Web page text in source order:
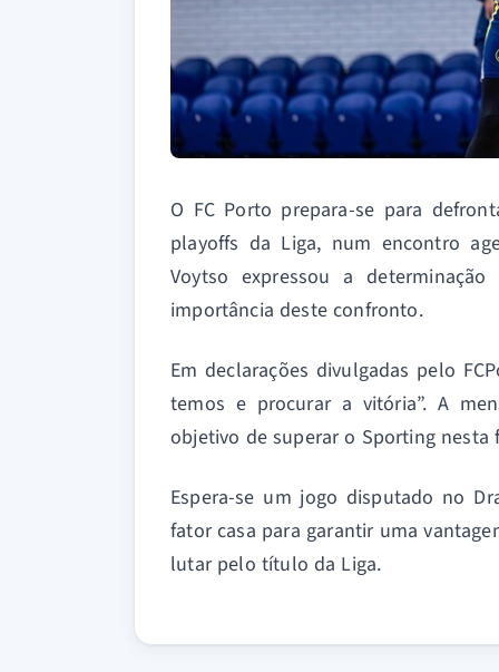
O FC Porto prepara-se para
playoffs da Liga, num encontro
Voytso expressou a
importância deste confronto.
Em declarações divulgadas pelo
temos e procurar a vitória”. A
objetivo de superar o Sporting nesta
Espera-se um jogo disputado no
fator casa para garantir uma
lutar pelo título da Liga.